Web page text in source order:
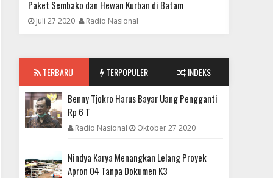
Paket Sembako dan Hewan Kurban di Batam
Juli 27 2020 Radio Nasional
TERBARU TERPOPULER INDEKS
Benny Tjokro Harus Bayar Uang Pengganti
Rp 6 T
Radio Nasional Oktober 27 2020
Nindya Karya Menangkan Lelang Proyek
Apron 04 Tanpa Dokumen K3
Benny Tjokro Harus Bayar Uang Pengganti Rp 6 T